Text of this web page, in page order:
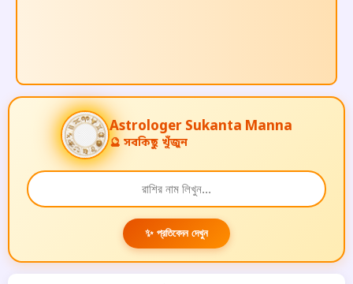
Astrologer Sukanta Manna
🔮 সবকিছু খুঁজুন
✨ প্রতিবেদন দেখুন